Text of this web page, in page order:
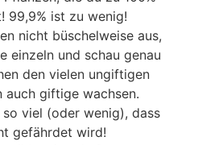
99,9% ist zu wenig!
nicht büschelweise aus,
einzeln und schau genau
den vielen ungiftigen
auch giftige wachsen.
viel (oder wenig), dass
gefährdet wird!